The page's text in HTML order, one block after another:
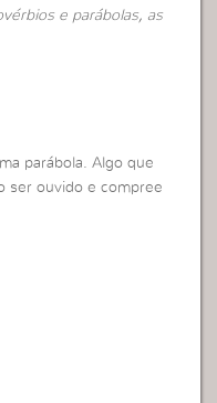
e parábolas, as
parábola. Algo que
ser ouvido e compree